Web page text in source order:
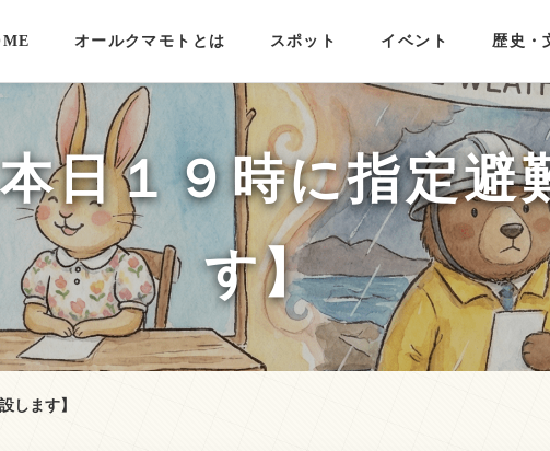
オールクマモトとは スポット イベント 歴史・
日１９時に指定避
す】
します】